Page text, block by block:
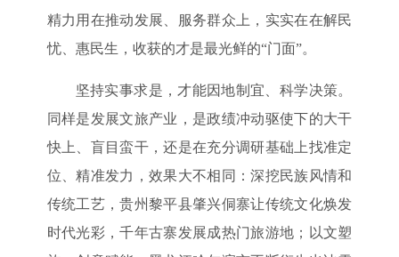
精力用在推动发展、服务群众上，实实在在解民
忧、惠民生，收获的才是最光鲜的“门面”。
坚持实事求是，才能因地制宜、科学决策。
同样是发展文旅产业，是政绩冲动驱使下的大干
快上、盲目蛮干，还是在充分调研基础上找准定
位、精准发力，效果大不相同：深挖民族风情和
传统工艺，贵州黎平县肇兴侗寨让传统文化焕发
时代光彩，千年古寨发展成热门旅游地；以文塑